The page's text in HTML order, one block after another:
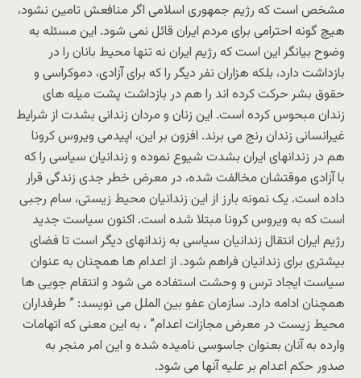
مشخص است که رژیم جمهوری اسلامی اگر منافعش تامین نشود،
هیچ گونه احترامی برای مردم ایران قائل نمی شود. این مسئله به
وضوح بیانگر این است که رژیم ایران نه تنها محیط بانان را در
بازداشت دارد، بلکه هزاران نفر دیگر را که برای آزادی، دموکراسی و
حقوق بشر حرکت کرده اند را هم در بازداشت پشت میله های
زندان مبحوس کرده است. این زنان و مردان زندانی بشدت از شرایط
غیرانسانی زندان رنج می برند. افزون بر این، اپیدمی ویروس کرونا
هم در زندانهای ایران بشدت شیوع نموده و زندانیان سیاسی را که
با آزادی موقتشان مخالفت شده، در معرض خطر جدی زندگی قرار
داده است. یک نمونه بارز از این زندانیان محیط زیستی، سام رجبی
است که به ویروس کرونا مبتلا شده است. اکنون سیاست جدید
رژیم ایران انتقال زندانیان سیاسی به زندانهای دیگر است تا فضای
بیشتری برای زندانیان فراهم شود. از اعدام ها همچنان به عنوان
سیاست ایجاد ترس و وحشت استفاده می شود و انتقام جویی ها
همچنان ادامه دارد. سازمان عفو بین الملل می نویسد: ” طرفداران
محیط زیست در معرض مجازات اعدام” ، به این معنی که اتهامات
وارده به آنان بعنوان جاسوسی نامیده شده و این امر منجر به
صدور حکم اعدام بر علیه آنها می شود.